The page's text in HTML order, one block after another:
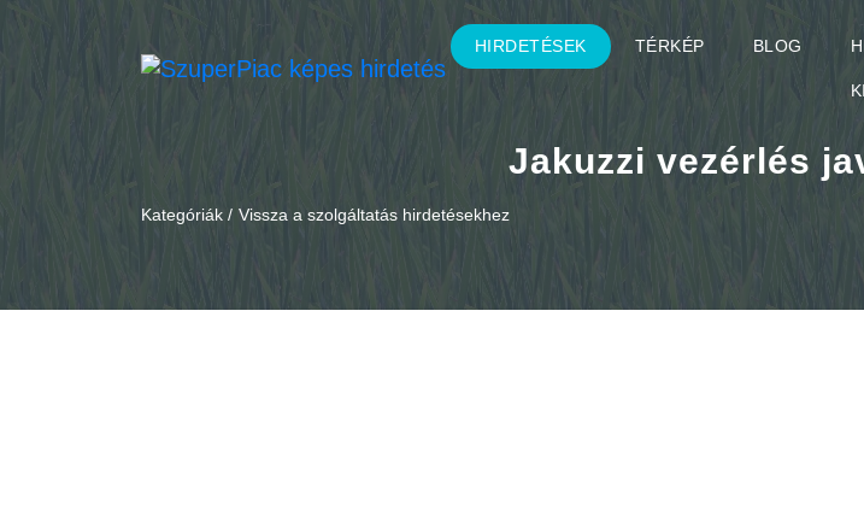
HIRDETÉSEK TÉRKÉP BLOG
Jakuzzi vezérlés
Kategóriák / Vissza a szolgáltatás hirdetésekhez